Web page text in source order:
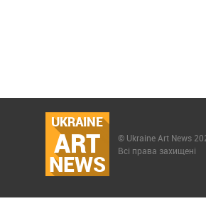
UKRAINE
ART
NEWS
© Ukraine Art News
Всі права захищені